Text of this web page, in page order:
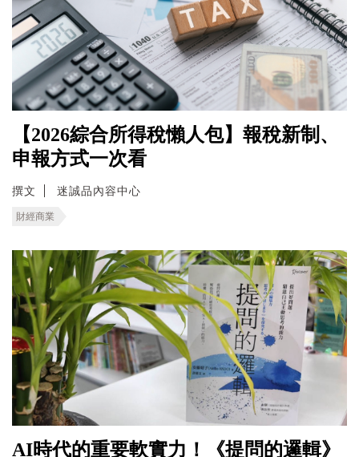
【2026綜合所得稅懶人包】報稅新制、
申報方式一次看
撰文 迷誠品內容中心
財經商業
AI時代的重要軟實力！《提問的邏輯》